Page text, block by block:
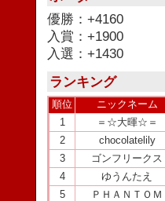
優勝：+4160
入賞：+1900
入選：+1430
ランキング
順位
ニックネーム
1
＝☆大暉☆＝
2
chocolatelily
3
ゴンフリークス
4
ゆうんたえ
5
ＰＨＡＮＴＯＭ